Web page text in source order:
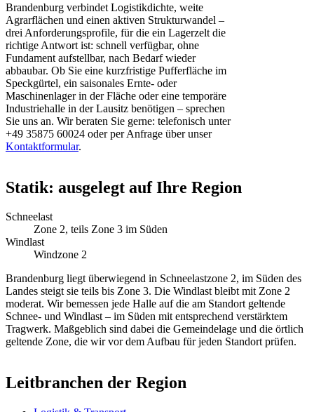
Brandenburg verbindet Logistikdichte, weite
Agrarflächen und einen aktiven Strukturwandel –
drei Anforderungsprofile, für die ein Lagerzelt die
richtige Antwort ist: schnell verfügbar, ohne
Fundament aufstellbar, nach Bedarf wieder
abbaubar. Ob Sie eine kurzfristige Pufferfläche im
Speckgürtel, ein saisonales Ernte- oder
Maschinenlager in der Fläche oder eine temporäre
Industriehalle in der Lausitz benötigen – sprechen
Sie uns an. Wir beraten Sie gerne: telefonisch unter
+49 35875 60024 oder per Anfrage über unser
Kontaktformular.
Statik: ausgelegt auf Ihre Region
Schneelast
Zone 2, teils Zone 3 im Süden
Windlast
Windzone 2
Brandenburg liegt überwiegend in Schneelastzone 2, im Süden des
Landes steigt sie teils bis Zone 3. Die Windlast bleibt mit Zone 2
moderat. Wir bemessen jede Halle auf die am Standort geltende
Schnee- und Windlast – im Süden mit entsprechend verstärktem
Tragwerk. Maßgeblich sind dabei die Gemeindelage und die örtlich
geltende Zone, die wir vor dem Aufbau für jeden Standort prüfen.
Leitbranchen der Region